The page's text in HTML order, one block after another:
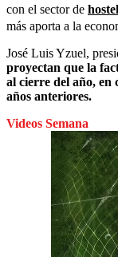
con el sector de
más aporta a la
José Luis Yzuel,
proyectan que la
al cierre del año, en
años anteriores.
Videos Semana